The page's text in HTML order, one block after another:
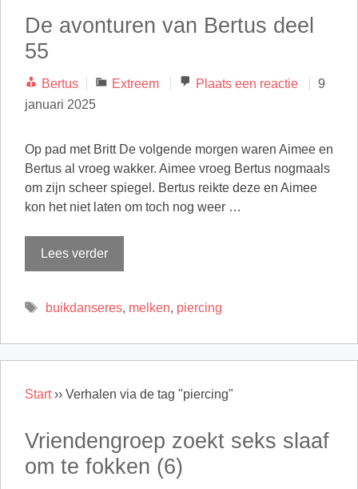
De avonturen van Bertus deel
55
Bertus Categorieën
Extreem Plaats een reactie
9
januari 2025
Op pad met Britt De volgende morgen waren Aimee en
Bertus al vroeg wakker. Aimee vroeg Bertus nogmaals
om zijn scheer spiegel. Bertus reikte deze en Aimee
kon het niet laten om toch nog weer …
Lees verder
Tags
buikdanseres, melken, piercing
Start›› Verhalen via de tag "piercing"
Vriendengroep zoekt seks slaaf
om te fokken (6)